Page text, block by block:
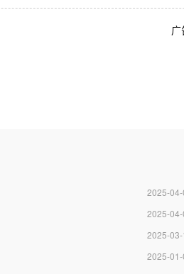
2025-
2025-
2025-
2025-